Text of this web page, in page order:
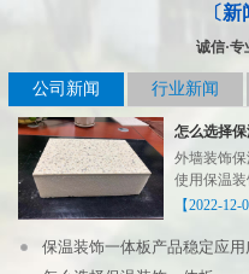
〔
诚信·专
公司新闻 行业新闻
怎么选择
外墙装饰
使用保温
温装饰作用
【2022-12-
保温装饰一体板产品稳定应用